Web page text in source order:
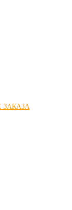
ЗАКАЗА